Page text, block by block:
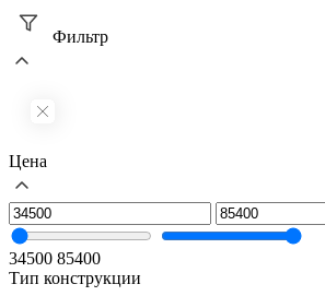
Фильтр
Цена
34500 85400
Тип конструкции